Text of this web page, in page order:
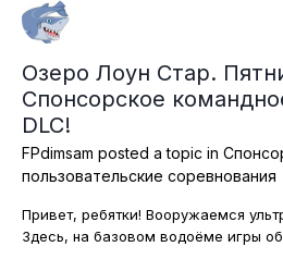
Озеро Лоун Стар.
Спонсорское
DLC!
FPdimsam posted a topic in
пользовательские соревнования
Привет, ребятки! Вооружаемся
Здесь, на базовом водоёме игры